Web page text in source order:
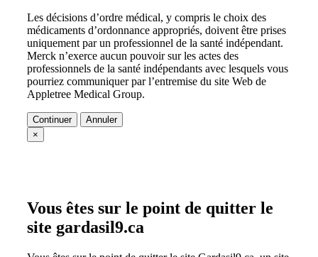
Les décisions d’ordre médical, y compris le choix des
médicaments d’ordonnance appropriés, doivent être prises
uniquement par un professionnel de la santé indépendant.
Merck n’exerce aucun pouvoir sur les actes des
professionnels de la santé indépendants avec lesquels vous
pourriez communiquer par l’entremise du site Web de
Appletree Medical Group.
Continuer
Annuler
×
Vous êtes sur le point de quitter le
site gardasil9.ca